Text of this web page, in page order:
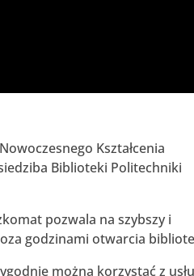
Kształcenia
Biblioteki Politechniki
pozwala na szybszy i
godzinami otwarcia
można korzystać z